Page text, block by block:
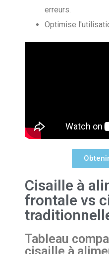
erreurs.
Optimise
Cisaille à
frontale vs
Tableau